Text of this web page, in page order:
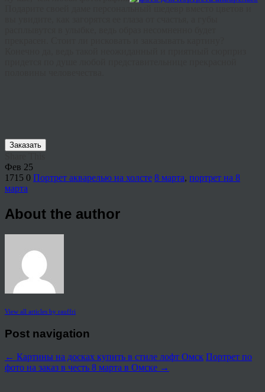
Заказать
Фев 25
1715 0 Портрет акварелью на холсте 8 марта, портрет на 8
марта
About the author
View all articles by rauffri
Post navigation
← Картины на досках купить в стиле лофт Омск Портрет по
фото на заказ в честь 8 марта в Омске →